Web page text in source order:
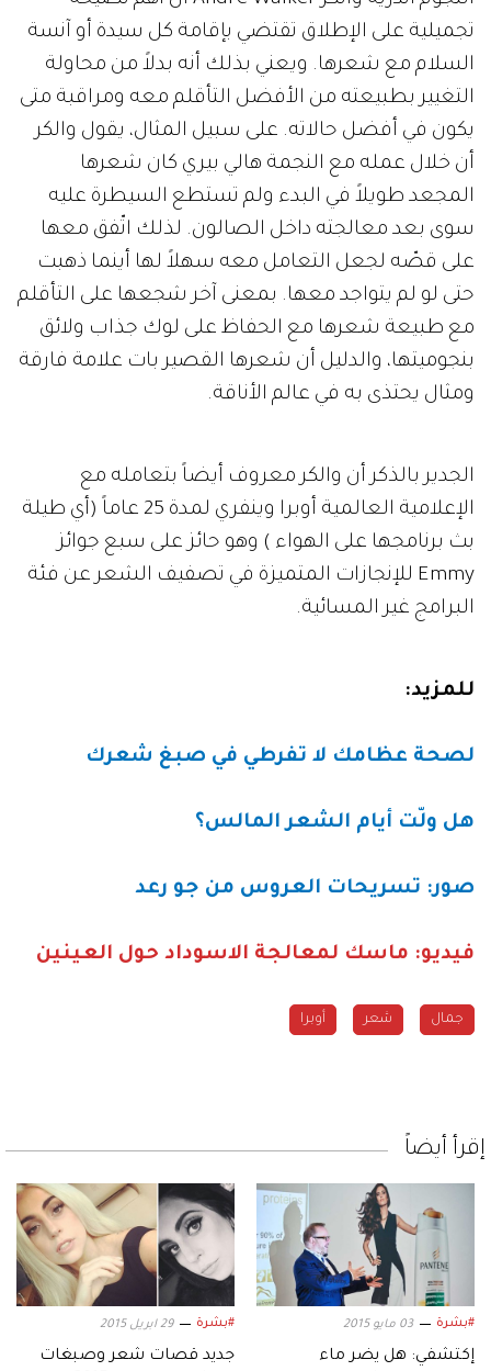
تجميلية على الإطلاق تقتضي بإقامة كل سيدة أو آنسة
السلام مع شعرها. ويعني بذلك أنه بدلاً من محاولة
التغيير بطبيعته من الأفضل التأقلم معه ومراقبة متى
يكون في أفضل حالاته. على سبيل المثال، يقول والكر
أن خلال عمله مع النجمة هالي بيري كان شعرها
المجعد طويلاً في البدء ولم تستطع السيطرة عليه
سوى بعد معالجته داخل الصالون. لذلك اتّفق معها
على قصّه لجعل التعامل معه سهلاً لها أينما ذهبت
حتى لو لم يتواجد معها. بمعنى آخر شجعها على التأقلم
مع طبيعة شعرها مع الحفاظ على لوك جذاب ولائق
بنجوميتها، والدليل أن شعرها القصير بات علامة فارقة
ومثال يحتذى به في عالم الأناقة.
الجدير بالذكر أن والكر معروف أيضاً بتعامله مع
الإعلامية العالمية أوبرا وينفري لمدة 25 عاماً (أي طيلة
بث برنامجها على الهواء ) وهو حائز على سبع جوائز
Emmy للإنجازات المتميزة في تصفيف الشعر عن فئة
البرامج غير المسائية.
للمزيد:
لصحة عظامك لا تفرطي في صبغ شعرك
هل ولّت أيام الشعر المالس؟
صور: تسريحات العروس من جو رعد
فيديو: ماسك لمعالجة الاسوداد حول العينين
جمال شعر أوبرا
إقرأ أيضاً
#بشرة 03 مايو 2015
إكتشفي: هل يضر ماء
#بشرة 29 ابريل 2015
جديد قصات شعر وصبغات